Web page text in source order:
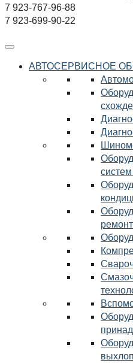
7 923-767-96-88
7 923-699-90-22
АВТОСЕРВИСНОЕ
систем